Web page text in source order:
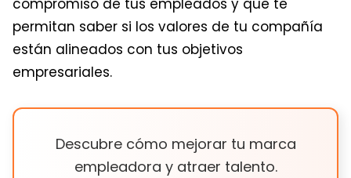
compromiso de tus empleados y que te
permitan saber si los valores de tu compañía
están alineados con tus objetivos
empresariales.
Descubre cómo mejorar tu marca
empleadora y atraer talento.